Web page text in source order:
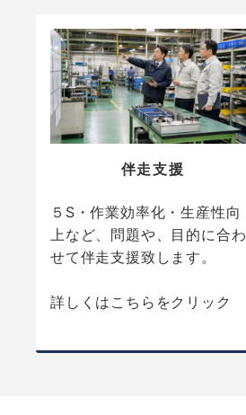
伴走支援
５S・作業効率化・生産性向
上など、問題や、目的に合わ
せて伴走支援致します。
詳しくはこちらをクリック